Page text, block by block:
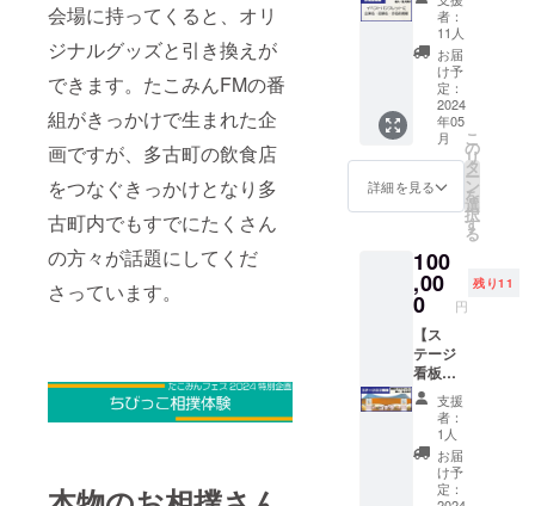
会場に持ってくると、オリ
ジナルグッズと引き換えが
できます。たこみんFMの番
組がきっかけで生まれた企
画ですが、多古町の飲食店
をつなぐきっかけとなり多
古町内でもすでにたくさん
の方々が話題にしてくだ
さっています。
き】で進行
◯2004年か
らアーティ
発信を始
め、2011年
バンドコン
テストで国
内優勝。
◯海外の音
楽フェスや
ターン
とパッ
ケージ
等のデ
ザイン
が異な
る場合
で、あ
らかじ
さい。
※たこみ
んFM応
援団は
Facebo
okグ
ループ
に参加
してい
ただき
ます
（１年
ごとに
してい
ただき
ます
（１年
ごとに
自動更
新） ※
応援団
ベント
はグ
時開催
告知し
ます ※
原材料
及び添
加物等
の食品
表示は
お届け
商品の
ラベル
に表記
されま
（１年
間） ・
応援団
限定イ
ベント
の参加
流会や
セミ
ナーな
バーバ
ンド ※
原材料
加物等
の食品
表示は
お届け
商品の
ラベル
に表記
されま
す。商
団 （１
年間）
・応援
団限定
イベン
トの参
加権
（交流
会やセ
ミナー
ラバー
バンド
※実際に
お届け
するリ
ターン
とパッ
ケージ
等のデ
ザイン
が異な
る場合
があり
載】 来
場者に
配布さ
れるパ
ンフ
レット
に、協
賛リス
トとし
てお店
や企業
載！ ※
準備の
都合に
より
4/10に
締切と
させて
いただ
きま
す。
4/11以
降にこ
ちらの
者：
11人
お届
け予
定：
2024
年05
月
詳細を見る
こ
の
リ
タ
ー
ン
を
選
択
す
る
100
,00
0 円
残り11
【ス
テージ
看板に
ロゴ掲
載】 ス
テージ
に設置
予定の
ロゴ看
支援
者：
1人
お届
け予
定：